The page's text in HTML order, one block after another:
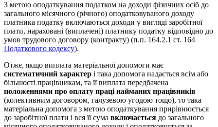
З метою оподаткування податком на доходи фізичних осіб до
загального місячного (річного) оподатковуваного доходу
платника податку включаються доходи у вигляді заробітної
плати, нараховані (виплачені) платнику податку відповідно до
умов трудового договору (контракту) (п.п. 164.2.1 ст. 164
Податкового кодексу).
Отже, якщо виплата матеріальної допомоги має
систематичний характер і така допомога надається всім або
більшості працівникам, та її виплата передбачена
положеннями про оплату праці найманих працівників
(колективним договором, галузевою угодою тощо), то така
матеріальна допомога з метою оподаткування прирівнюється
до заробітної плати і вся її сума включається до загального